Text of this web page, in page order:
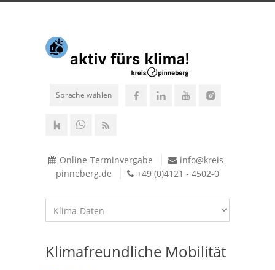
Sprache wählen
Online-Terminvergabe
info@kreis-
pinneberg.de
+49 (0)4121 - 4502-0
Klimafreundliche Mobilität